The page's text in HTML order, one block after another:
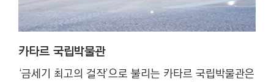
카타르 국립박물관
‘금세기 최고의 걸작’으로 불리는 카타르 국립박물관은